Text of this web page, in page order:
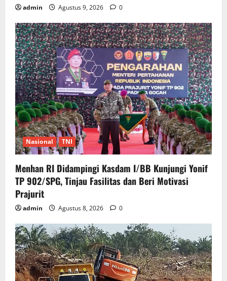
admin Agustus 9, 2026 0
Nasional TNI
Menhan RI Didampingi Kasdam I/BB Kunjungi Yonif
TP 902/SPG, Tinjau Fasilitas dan Beri Motivasi
Prajurit
admin Agustus 8, 2026 0